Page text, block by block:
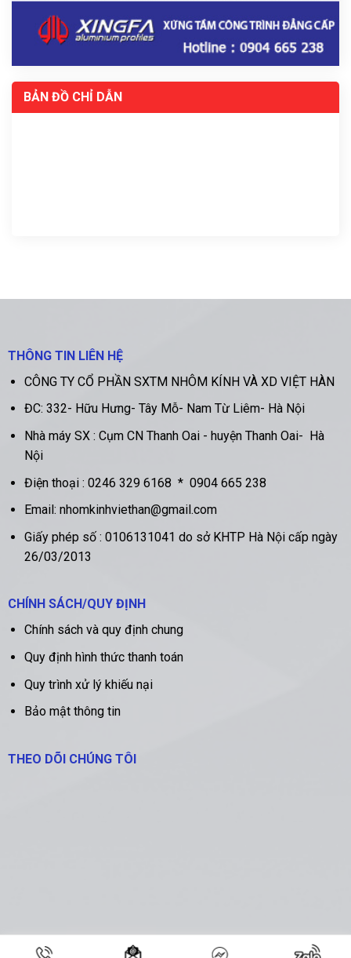
BẢN ĐỒ CHỈ DẪN
THÔNG TIN LIÊN HỆ
CÔNG TY CỔ PHẦN SXTM NHÔM KÍNH VÀ XD VIỆT HÀN
ĐC: 332- Hữu Hưng- Tây Mỗ- Nam Từ Liêm- Hà Nội
Nhà máy SX : Cụm CN Thanh Oai - huyện Thanh Oai- Hà
Nội
Điện thoại : 0246 329 6168 * 0904 665 238
Email: nhomkinhviethan@gmail.com
Giấy phép số : 0106131041 do sở KHTP Hà Nội cấp ngày
26/03/2013
CHÍNH SÁCH/QUY ĐỊNH
Chính sách và quy định chung
Quy định hình thức thanh toán
Quy trình xử lý khiếu nại
Bảo mật thông tin
THEO DÕI CHÚNG TÔI